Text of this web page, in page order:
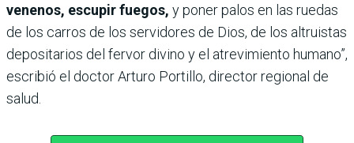
venenos, escupir fuegos, y poner palos en las ruedas
de los carros de los servidores de Dios, de los altruistas
depositarios del fervor divino y el atrevimiento humano”,
escribió el doctor Arturo Portillo, director regional de
salud.